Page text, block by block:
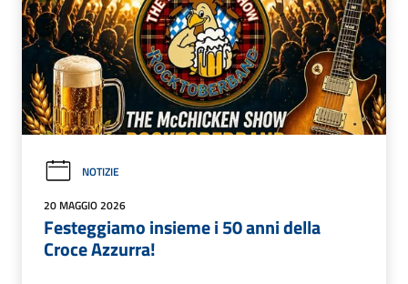
NOTIZIE
20 MAGGIO 2026
Festeggiamo insieme i 50 anni della
Croce Azzurra!